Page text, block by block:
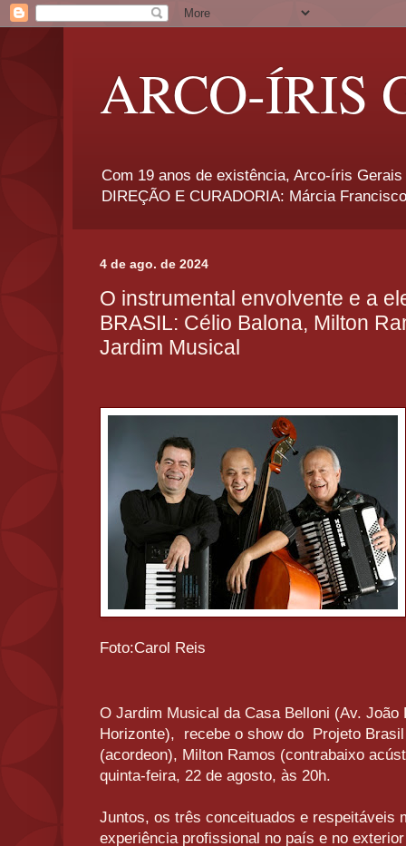
ARCO-ÍRIS
Com 19 anos de existência, Arco-íris
DIREÇÃO E CURADORIA: Márcia
4 de ago. de 2024
O instrumental envolvente e a
BRASIL: Célio Balona, Milton
Jardim Musical
Foto:Carol Reis
O Jardim Musical da Casa Belloni (Av. João
Horizonte), recebe o show do Projeto
(acordeon), Milton Ramos (contrabaixo
quinta-feira, 22 de agosto, às 20h.
Juntos, os três conceituados e respeitáveis
experiência profissional no país e no